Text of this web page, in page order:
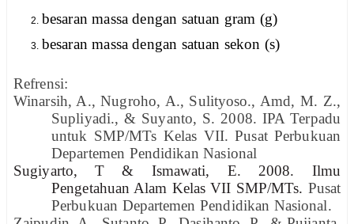
besaran massa dengan satuan gram (g)
besaran massa dengan satuan sekon (s)
Refrensi:
Winarsih, A., Nugroho, A., Sulityoso., Amd, M. Z.,
Supliyadi., & Suyanto, S. 2008. IPA Terpadu
untuk SMP/MTs Kelas VII. Pusat Perbukuan
Departemen Pendidikan Nasional
Sugiyarto, T & Ismawati, E. 2008. Ilmu
Pengetahuan Alam Kelas VII SMP/MTs. Pusat
Perbukuan Departemen Pendidikan Nasional.